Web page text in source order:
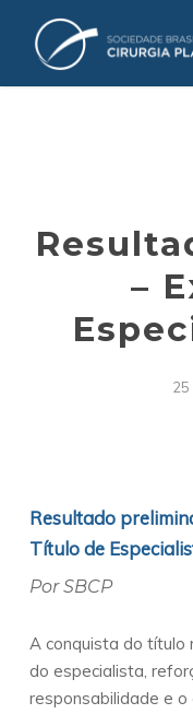
–
25
Resultado
Título de
Por SBCP
A conquista do título
do especialista,
responsabilidade e